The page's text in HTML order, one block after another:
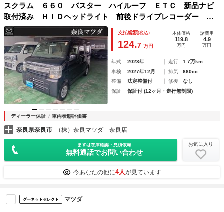
スクラム ６６０ バスター ハイルーフ ＥＴＣ 新品ナビ
取付済み ＨＩＤヘッドライト 前後ドライブレコーダー キ
ーレス
支払総額(税込)
124.7 万円
本体価格
119.8
万円
諸費用
4.9
万円
年式 2023年 走行
1.7万km
車検
2027年12月 排気
660cc
整備
法定整備付 修復
なし
保証
保証付 (12ヶ月・走行無制限)
ディーラー保証 車両状態評価書
奈良県奈良市 （株）奈良マツダ 奈良店
まずは在庫確認・見積依頼
無料通話でお問い合わせ
お気に入り
今あなたの他に4人が見ています
グーネットセレクト マツダ